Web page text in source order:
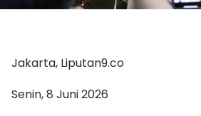
Jakarta, Liputan9.co
Senin, 8 Juni 2026